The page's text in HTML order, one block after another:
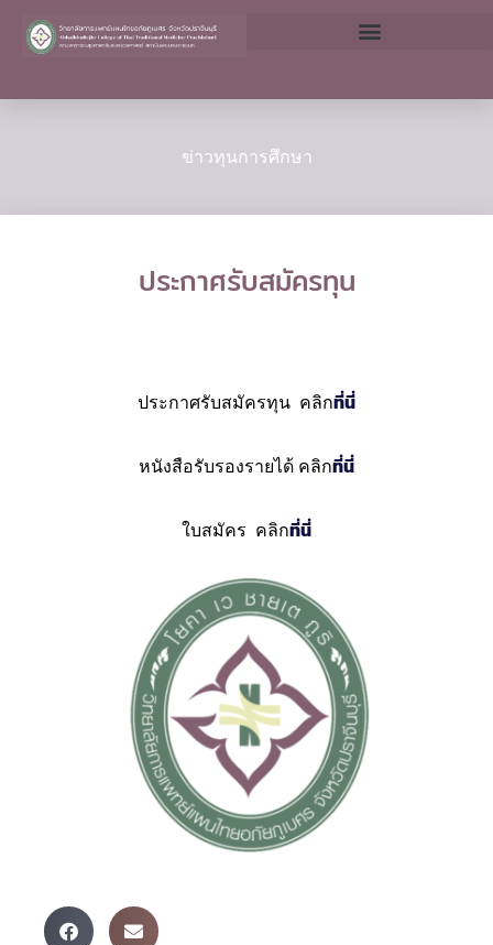
ข่าวทุนการศึกษา
ประกาศรับสมัครทุน
ประกาศรับสมัครทุน คลิกที่นี่
หนังสือรับรองรายได้ คลิกที่นี่
ใบสมัคร คลิกที่นี่